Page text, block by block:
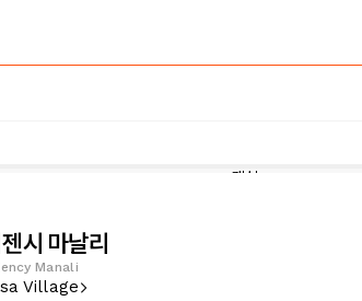
시 마날리
Manali
Village